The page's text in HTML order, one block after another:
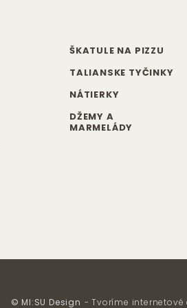
ŠKATULE NA PIZZU
TALIANSKE TYČINKY
NÁTIERKY
DŽEMY A
MARMELÁDY
© MI:SU Design - Tvoríme